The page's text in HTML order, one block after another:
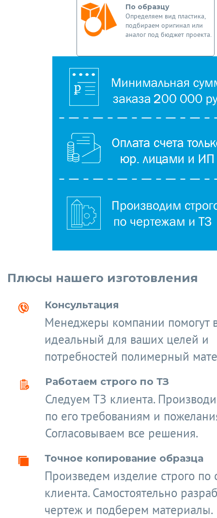
По образцу
Определяем вид пластика,
подбираем оригинал или
аналог под бюджет проекта.
Плюсы нашего изготовления
Консультация
Менеджеры компании помогут
идеальный для ваших целей и
потребностей полимерный
Работаем строго по ТЗ
Следуем ТЗ клиента.
по его требованиям и
Согласовываем все решения.
Точное копирование образца
Произведем изделие строго по
клиента. Самостоятельно
чертеж и подберем материалы.